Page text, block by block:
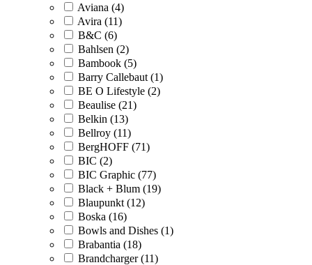
Aviana (4)
Avira (11)
B&C (6)
Bahlsen (2)
Bambook (5)
Barry Callebaut (1)
BE O Lifestyle (2)
Beaulise (21)
Belkin (13)
Bellroy (11)
BergHOFF (71)
BIC (2)
BIC Graphic (77)
Black + Blum (19)
Blaupunkt (12)
Boska (16)
Bowls and Dishes (1)
Brabantia (18)
Brandcharger (11)